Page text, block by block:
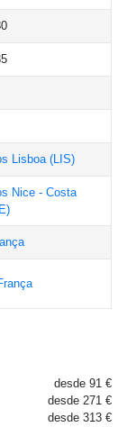
Lisboa(LIS)
Nice - Costa
desde 91 €
desde 271 €
desde 313 €